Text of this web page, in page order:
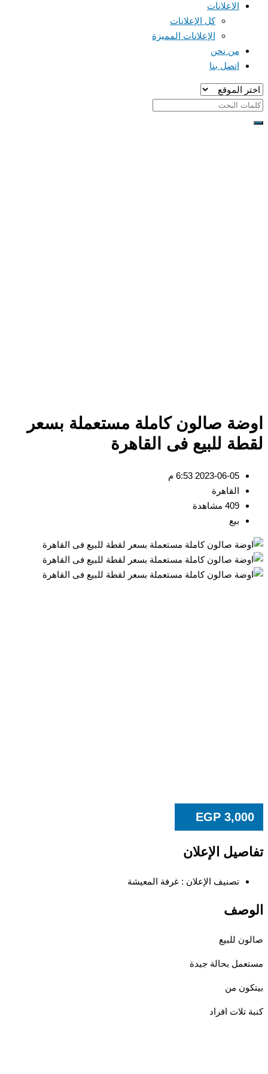
الاعلانات
كل الإعلانات
الإعلانات المميزة
من نحن
اتصل بنا
صالون كاملة مستعملة بسعر
للبيع فى القاهرة
2023-06-05 6:53 م
القاهرة
409 مشاهدة
بيع
EGP
الإعلان
تصنيف الإعلان :غرفة المعيشة
للبيع
بحالة جيدة
من
تلات افراد